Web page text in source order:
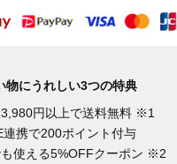
物にうれしい3つの特典
円以上で送料無料 ※1
連携で200ポイント付与
使える5%OFFクーポン ※2